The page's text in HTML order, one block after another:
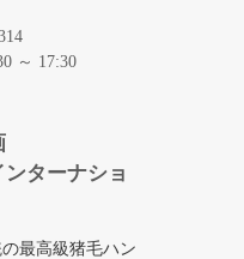
～ 17:30
ターナショ
最高級猪毛ハン